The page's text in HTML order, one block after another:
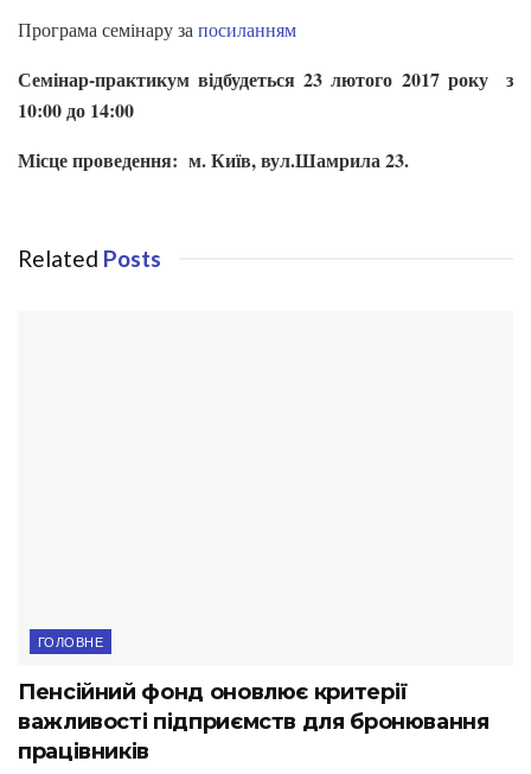
Програма семінару за посиланням
Семінар-практикум відбудеться 23 лютого 2017 року з
10:00 до 14:00
Місце проведення: м. Київ, вул.Шамрила 23.
Related Posts
ГОЛОВНЕ
Пенсійний фонд оновлює критерії
важливості підприємств для бронювання
працівників